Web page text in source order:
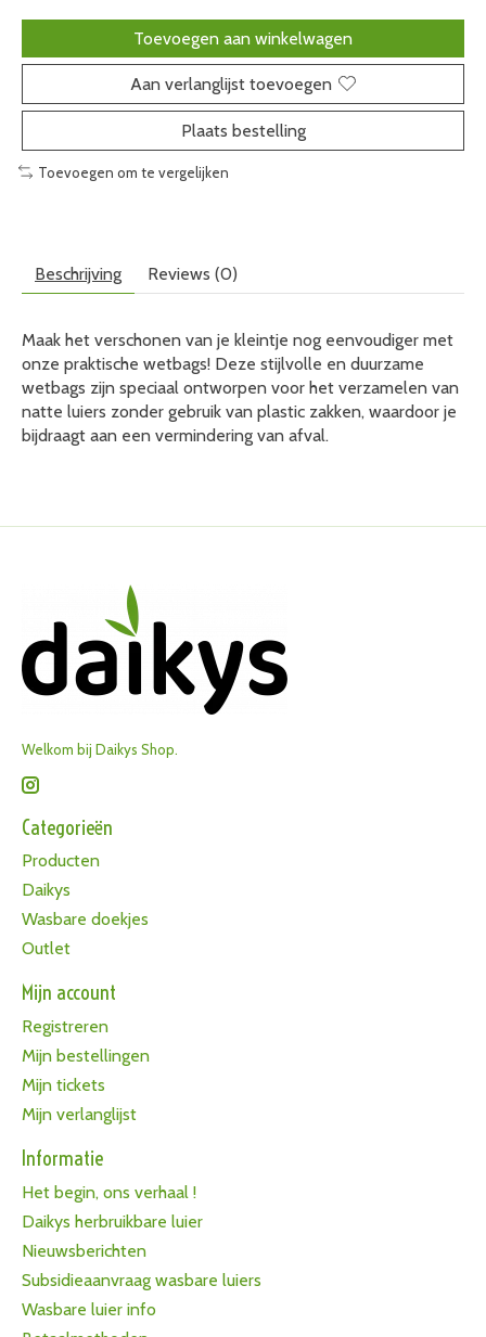
Toevoegen aan winkelwagen
Aan verlanglijst toevoegen
Plaats bestelling
Toevoegen om te vergelijken
Beschrijving Reviews (0)
Maak het verschonen van je kleintje nog eenvoudiger met
onze praktische wetbags! Deze stijlvolle en duurzame
wetbags zijn speciaal ontworpen voor het verzamelen van
natte luiers zonder gebruik van plastic zakken, waardoor je
bijdraagt aan een vermindering van afval.
Welkom bij Daikys Shop.
Categorieën
Producten
Daikys
Wasbare doekjes
Outlet
Mijn account
Registreren
Mijn bestellingen
Mijn tickets
Mijn verlanglijst
Informatie
Het begin, ons verhaal !
Daikys herbruikbare luier
Nieuwsberichten
Subsidieaanvraag wasbare luiers
Wasbare luier info